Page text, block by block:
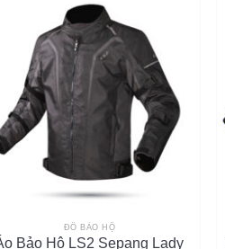
ĐỒ BẢO HỘ
Bảo Hộ LS2 Sepang Lady